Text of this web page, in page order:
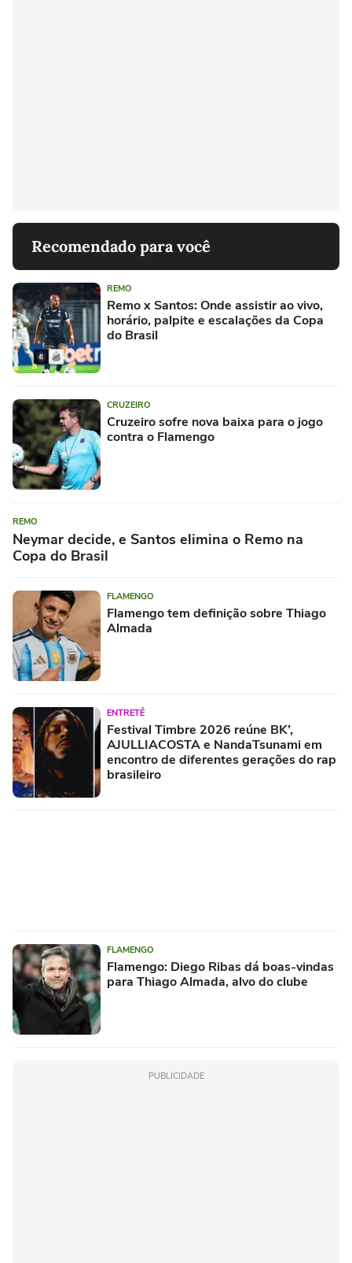
Recomendado para você
REMO
Remo x Santos: Onde assistir ao vivo,
horário, palpite e escalações da Copa
do Brasil
CRUZEIRO
Cruzeiro sofre nova baixa para o jogo
contra o Flamengo
REMO
Neymar decide, e Santos elimina o Remo na
Copa do Brasil
FLAMENGO
Flamengo tem definição sobre Thiago
Almada
ENTRETÊ
Festival Timbre 2026 reúne BK’,
AJULLIACOSTA e NandaTsunami em
encontro de diferentes gerações do rap
brasileiro
FLAMENGO
Flamengo: Diego Ribas dá boas-vindas
para Thiago Almada, alvo do clube
PUBLICIDADE